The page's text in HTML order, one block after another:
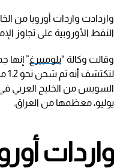
وازدادت واردات أوروبا من
النفط الأوروبية على تجاوز
وقالت وكالة “بلومبيرغ” إنها
السويس من الخليج العربي في
يوليو، معظمها من العراق.
واردات